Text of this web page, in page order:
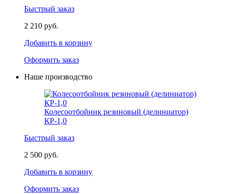
Быстрый заказ
2 210 руб.
Добавить в корзину
Оформить заказ
Наше производство
Колесоотбойник резиновый (делиниатор)
КР-1,0
Быстрый заказ
2 500 руб.
Добавить в корзину
Оформить заказ